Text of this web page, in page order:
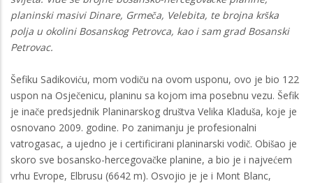
planinski masivi Dinare, Grmeča, Velebita, te brojna krška
polja u okolini Bosanskog Petrovca, kao i sam grad Bosanski
Petrovac.
Šefiku Sadikoviću, mom vodiču na ovom usponu, ovo je bio 122
uspon na Osječenicu, planinu sa kojom ima posebnu vezu. Šefik
je inače predsjednik Planinarskog društva Velika Kladuša, koje je
osnovano 2009. godine. Po zanimanju je profesionalni
vatrogasac, a ujedno je i certificirani planinarski vodič. Obišao je
skoro sve bosansko-hercegovačke planine, a bio je i najvećem
vrhu Evrope, Elbrusu (6642 m). Osvojio je je i Mont Blanc,